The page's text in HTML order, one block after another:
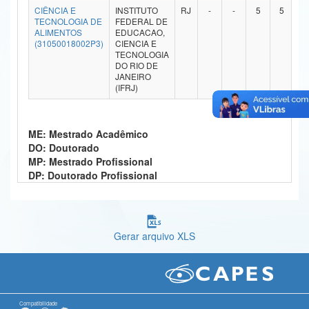
Ministério da Ciência, Tecnologia, Inovações e Comunicações
Ministério do Meio Ambiente
Ministério do Desenvolvimento Regional
Ministério da Mulher, da Família e dos Direitos Humanos
Secretaria-Geral
Gabinete de Segurança Institucional
Banco Central do Brasil
CIÊNCIA E
TECNOLOGIA DE
ALIMENTOS
(31050018002P3)
INSTITUTO
FEDERAL DE
EDUCACAO,
CIENCIA E
TECNOLOGIA
DO RIO DE
JANEIRO
(IFRJ)
RJ - - 5 5
ME: Mestrado Acadêmico
DO: Doutorado
MP: Mestrado Profissional
DP: Doutorado Profissional
Gerar arquivo XLS
Compatibilidade